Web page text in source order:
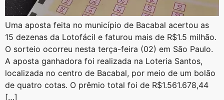
Uma aposta feita no município de Bacabal acertou as
15 dezenas da Lotofácil e faturou mais de R$1.5 milhão.
O sorteio ocorreu nesta terça-feira (02) em São Paulo.
A aposta ganhadora foi realizada na Loteria Santos,
localizada no centro de Bacabal, por meio de um bolão
de quatro cotas. O prêmio total foi de R$1.561.678,44
[…]